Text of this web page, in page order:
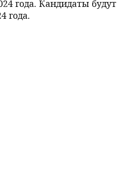
года. Кандидаты будут
года.